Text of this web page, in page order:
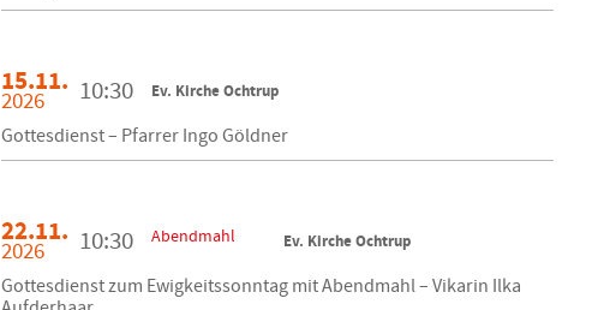
15.11.
2026 10:30 Ev. Kirche Ochtrup
Gottesdienst – Pfarrer Ingo Göldner
22.11.
2026 10:30 Abendmahl Ev. Kirche Ochtrup
Gottesdienst zum Ewigkeitssonntag mit Abendmahl – Vikarin Ilka